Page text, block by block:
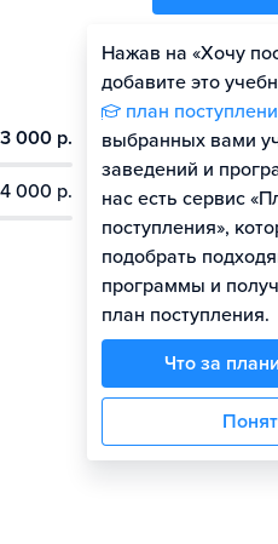
000 р.
000 р.
Нажав на «Хочу
добавите это
план
выбранных вами
заведений и
нас есть сервис
поступления»,
подобрать
программы и
план поступления.
Что за